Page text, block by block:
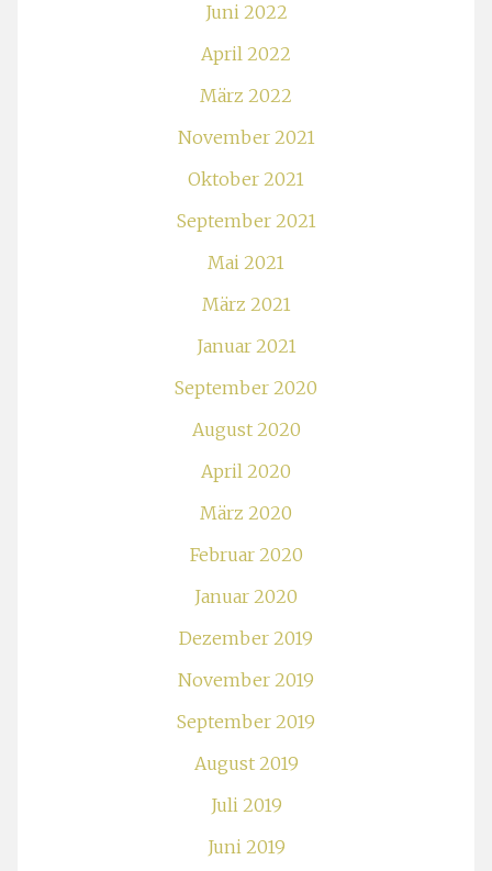
Juni 2022
April 2022
März 2022
November 2021
Oktober 2021
September 2021
Mai 2021
März 2021
Januar 2021
September 2020
August 2020
April 2020
März 2020
Februar 2020
Januar 2020
Dezember 2019
November 2019
September 2019
August 2019
Juli 2019
Juni 2019